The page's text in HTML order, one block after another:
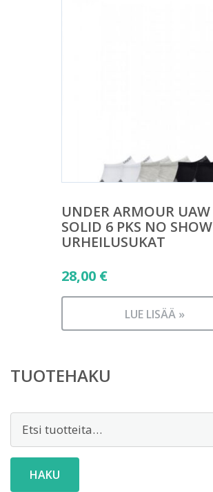
UNDER ARMOUR UAW
SOLID 6 PKS NO SHOW
URHEILUSUKAT
28,00 €
LUE LISÄÄ »
TUOTEHAKU
Etsi:
HAKU